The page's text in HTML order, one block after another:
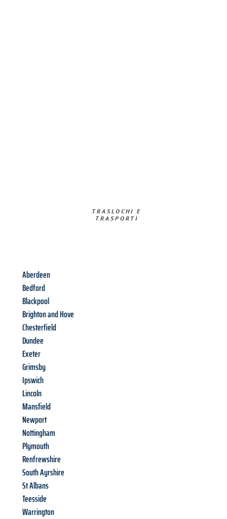
TRASLOCHI E
TRASPORTI​
Aberdeen
Bedford
Blackpool
Brighton and Hove
Chesterfield
Dundee
Exeter
Grimsby
Ipswich
Lincoln
Mansfield
Newport
Nottingham
Plymouth
Renfrewshire
South Ayrshire
St Albans
Teesside
Warrington